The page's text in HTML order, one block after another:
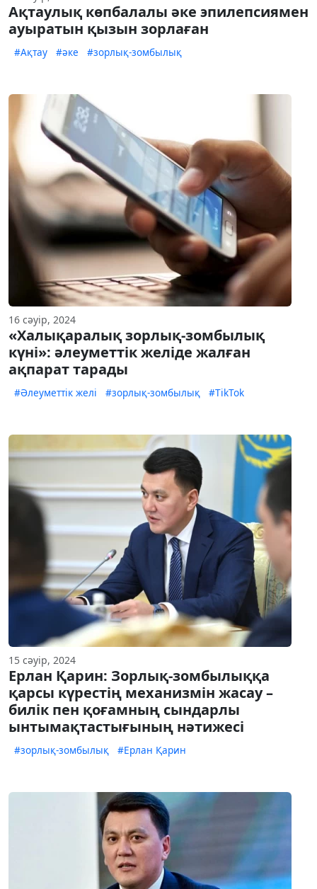
Ақтаулық көпбалалы әке эпилепсиямен
ауыратын қызын зорлаған
#Ақтау #әке #зорлық-зомбылық
16 сәуір, 2024
«Халықаралық зорлық-зомбылық
күні»: әлеуметтік желіде жалған
ақпарат тарады
#Әлеуметтік желі #зорлық-зомбылық #TikTok
15 сәуір, 2024
Ерлан Қарин: Зорлық-зомбылыққа
қарсы күрестің механизмін жасау –
билік пен қоғамның сындарлы
ынтымақтастығының нәтижесі
#зорлық-зомбылық #Ерлан Қарин